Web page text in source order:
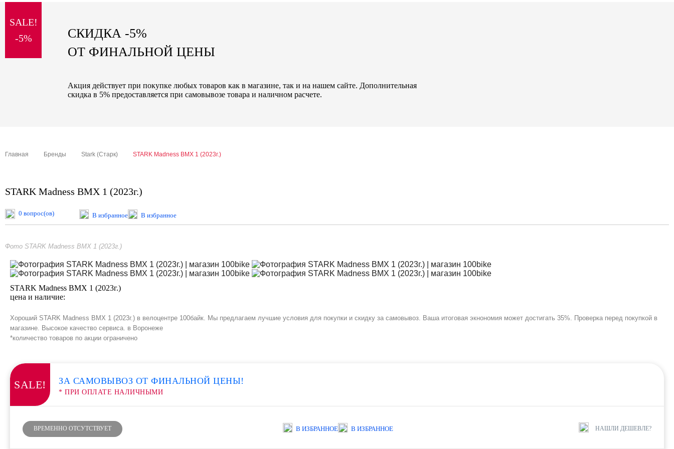
special price
SALE!
-5%
СКИДКА -5%
ОТ ФИНАЛЬНОЙ ЦЕНЫ
Акция действует при покупке любых товаров как в магазине, так и на нашем сайте. Дополнительная
скидка в 5% предоставляется при самовывозе товара и наличном расчете.
Главная Бренды Stark (Старк) STARK Madness BMX 1 (2023г.)
STARK Madness BMX 1 (2023г.)
0 вопрос(ов) В избранное В избранное
Фото STARK Madness BMX 1 (2023г.)
STARK Madness BMX 1 (2023г.)
цена и наличие:
Хороший STARK Madness BMX 1 (2023г.) в велоцентре 100байк. Мы предлагаем лучшие условия для покупки и скидку за самовывоз. Ваша итоговая экнономия может достигать 35%. Проверка перед покупкой в
магазине. Высокое качество сервиса. в Воронеже
*количество товаров по акции ограничено
SALE! ЗА САМОВЫВОЗ ОТ ФИНАЛЬНОЙ ЦЕНЫ!
* ПРИ ОПЛАТЕ НАЛИЧНЫМИ
ВРЕМЕННО ОТСУТСТВУЕТ В ИЗБРАННОЕ В ИЗБРАННОЕ НАШЛИ ДЕШЕВЛЕ?